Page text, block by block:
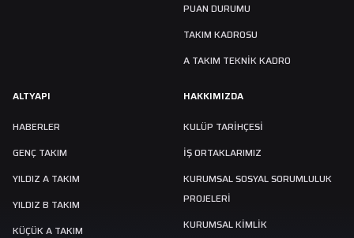
PUAN DURUMU
TAKIM KADROSU
A TAKIM TEKNİK KADRO
ALTYAPI
HABERLER
GENÇ TAKIM
YILDIZ A TAKIM
YILDIZ B TAKIM
KÜÇÜK A TAKIM
HAKKIMIZDA
KULÜP TARIHÇESI
İŞ ORTAKLARIMIZ
KURUMSAL SOSYAL SORUMLULUK
PROJELERİ
KURUMSAL KİMLİK